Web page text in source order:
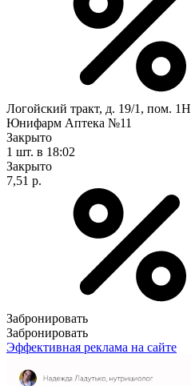
Логойский тракт, д. 19/1, пом. 1Н
Юнифарм Аптека №11
Закрыто
1 шт. в 18:02
Закрыто
7,51 р.
Забронировать
Забронировать
Эффективная реклама на сайте